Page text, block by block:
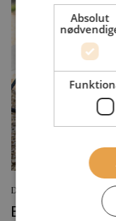
DEBATINDLÆG
Absolut